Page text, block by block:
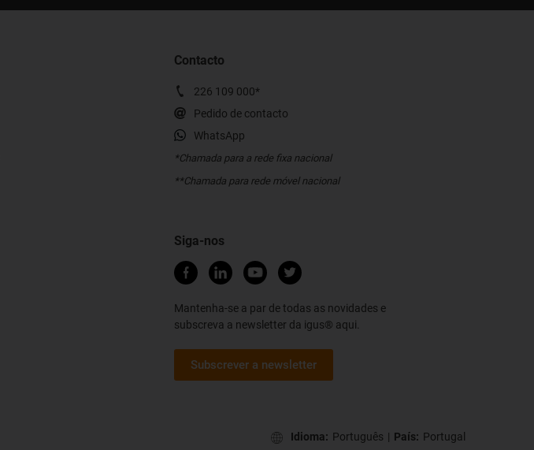
Contacto
226 109 000*
Pedido de contacto
WhatsApp
*Chamada para a rede fixa nacional
**Chamada para rede móvel nacional
Siga-nos
Mantenha-se a par de todas as novidades e
subscreva a newsletter da igus® aqui.
Subscrever a newsletter
Idioma: Português | País: Portugal